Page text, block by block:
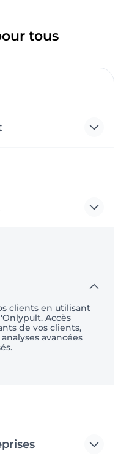
tous
clients en utilisant
Accès
de vos clients,
avancées